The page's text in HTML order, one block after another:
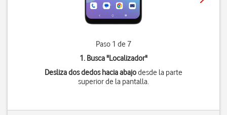
Paso 1 de 7
1. Busca "Localizador"
Desliza dos dedos hacia abajodesde la parte
superior de la pantalla.